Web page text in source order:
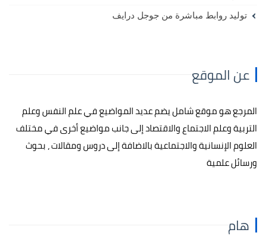
توليد روابط مباشرة من جوجل درايف
عن الموقع
المرجع هو موقع شامل يضم عديد المواضيع في علم النفس وعلم
التربية وعلم الاجتماع والاقتصاد إلى جانب مواضيع أخرى في مختلف
العلوم الإنسانية والاجتماعية بالاضافة إلى دروس ومقالات ، بحوث
ورسائل علمية
هام